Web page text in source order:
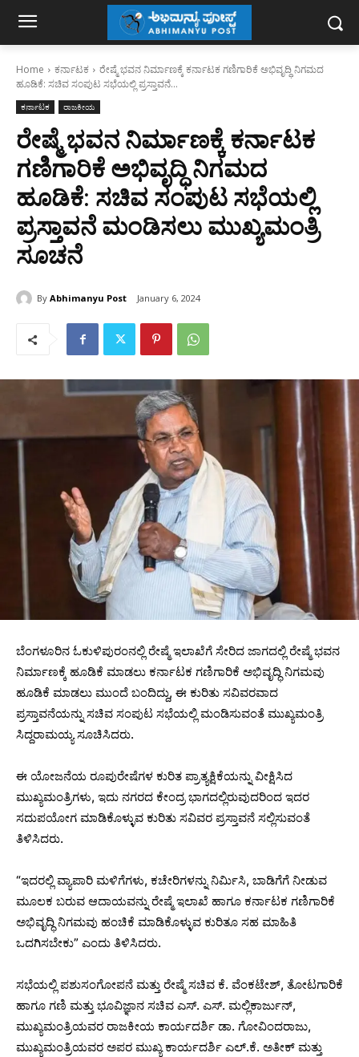
Home ಕರ್ನಾಟಕ
ರೇಷ್ಮೆ ಭವನ ನಿರ್ಮಾಣಕ್ಕೆ ಕರ್ನಾಟಕ ಗಣಿಗಾರಿಕೆ ಅಭಿವೃದ್ಧಿ ನಿಗಮದ
ಹೂಡಿಕೆ: ಸಚಿವ ಸಂಪುಟ ಸಭೆಯಲ್ಲಿ ಪ್ರಸ್ತಾವನೆ...
ಕರ್ನಾಟಕ ರಾಜಕೀಯ
ರೇಷ್ಮೆ ಭವನ ನಿರ್ಮಾಣಕ್ಕೆ ಕರ್ನಾಟಕ
ಗಣಿಗಾರಿಕೆ ಅಭಿವೃದ್ಧಿ ನಿಗಮದ
ಹೂಡಿಕೆ: ಸಚಿವ ಸಂಪುಟ ಸಭೆಯಲ್ಲಿ
ಪ್ರಸ್ತಾವನೆ ಮಂಡಿಸಲು ಮುಖ್ಯಮಂತ್ರಿ
ಸೂಚನೆ
By Abhimanyu Post January 6, 2024
ಬೆಂಗಳೂರಿನ ಓಕುಳಿಪುರಂನಲ್ಲಿ ರೇಷ್ಮೆ ಇಲಾಖೆಗೆ ಸೇರಿದ ಜಾಗದಲ್ಲಿ ರೇಷ್ಮೆ ಭವನ
ನಿರ್ಮಾಣಕ್ಕೆ ಹೂಡಿಕೆ ಮಾಡಲು ಕರ್ನಾಟಕ ಗಣಿಗಾರಿಕೆ ಅಭಿವೃದ್ಧಿ ನಿಗಮವು
ಹೂಡಿಕೆ ಮಾಡಲು ಮುಂದೆ ಬಂದಿದ್ದು, ಈ ಕುರಿತು ಸವಿವರವಾದ
ಪ್ರಸ್ತಾವನೆಯನ್ನು ಸಚಿವ ಸಂಪುಟ ಸಭೆಯಲ್ಲಿ ಮಂಡಿಸುವಂತೆ ಮುಖ್ಯಮಂತ್ರಿ
ಸಿದ್ದರಾಮಯ್ಯ ಸೂಚಿಸಿದರು.
ಈ ಯೋಜನೆಯ ರೂಪುರೇಷೆಗಳ ಕುರಿತ ಪ್ರಾತ್ಯಕ್ಷಿಕೆಯನ್ನು ವೀಕ್ಷಿಸಿದ
ಮುಖ್ಯಮಂತ್ರಿಗಳು, ಇದು ನಗರದ ಕೇಂದ್ರ ಭಾಗದಲ್ಲಿರುವುದರಿಂದ ಇದರ
ಸದುಪಯೋಗ ಮಾಡಿಕೊಳ್ಳುವ ಕುರಿತು ಸವಿವರ ಪ್ರಸ್ತಾವನೆ ಸಲ್ಲಿಸುವಂತೆ
ತಿಳಿಸಿದರು.
“ಇದರಲ್ಲಿ ವ್ಯಾಪಾರಿ ಮಳಿಗೆಗಳು, ಕಚೇರಿಗಳನ್ನು ನಿರ್ಮಿಸಿ, ಬಾಡಿಗೆಗೆ ನೀಡುವ
ಮೂಲಕ ಬರುವ ಆದಾಯವನ್ನು ರೇಷ್ಮೆ ಇಲಾಖೆ ಹಾಗೂ ಕರ್ನಾಟಕ ಗಣಿಗಾರಿಕೆ
ಅಭಿವೃದ್ಧಿ ನಿಗಮವು ಹಂಚಿಕೆ ಮಾಡಿಕೊಳ್ಳುವ ಕುರಿತೂ ಸಹ ಮಾಹಿತಿ
ಒದಗಿಸಬೇಕು” ಎಂದು ತಿಳಿಸಿದರು.
ಸಭೆಯಲ್ಲಿ ಪಶುಸಂಗೋಪನೆ ಮತ್ತು ರೇಷ್ಮೆ ಸಚಿವ ಕೆ. ವೆಂಕಟೇಶ್‌, ತೋಟಗಾರಿಕೆ
ಹಾಗೂ ಗಣಿ ಮತ್ತು ಭೂವಿಜ್ಞಾನ ಸಚಿವ ಎಸ್. ಎಸ್. ಮಲ್ಲಿಕಾರ್ಜುನ್‌,
ಮುಖ್ಯಮಂತ್ರಿಯವರ ರಾಜಕೀಯ ಕಾರ್ಯದರ್ಶಿ ಡಾ. ಗೋವಿಂದರಾಜು,
ಮುಖ್ಯಮಂತ್ರಿಯವರ ಅಪರ ಮುಖ್ಯ ಕಾರ್ಯದರ್ಶಿ ಎಲ್.ಕೆ. ಅತೀಕ್‌ ಮತ್ತು